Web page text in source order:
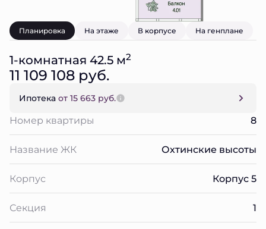
Планировка На этаже В корпусе На генплане
1-комнатная 42.5 м2
11 109 108 руб.
Ипотека от 15 663 руб.
Номер квартиры 8
Название ЖК Охтинские высоты
Корпус Корпус 5
Секция 1